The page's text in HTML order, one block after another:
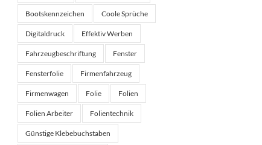
Bootskennzeichen Coole Sprüche
Digitaldruck Effektiv Werben
Fahrzeugbeschriftung Fenster
Fensterfolie Firmenfahrzeug
Firmenwagen Folie Folien
Folien Arbeiter Folientechnik
Günstige Klebebuchstaben